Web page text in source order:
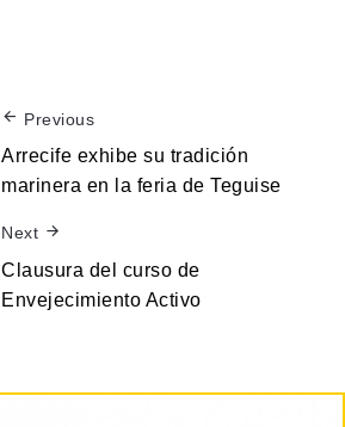
Previous
Arrecife exhibe su tradición
marinera en la feria de Teguise
Next
Clausura del curso de
Envejecimiento Activo